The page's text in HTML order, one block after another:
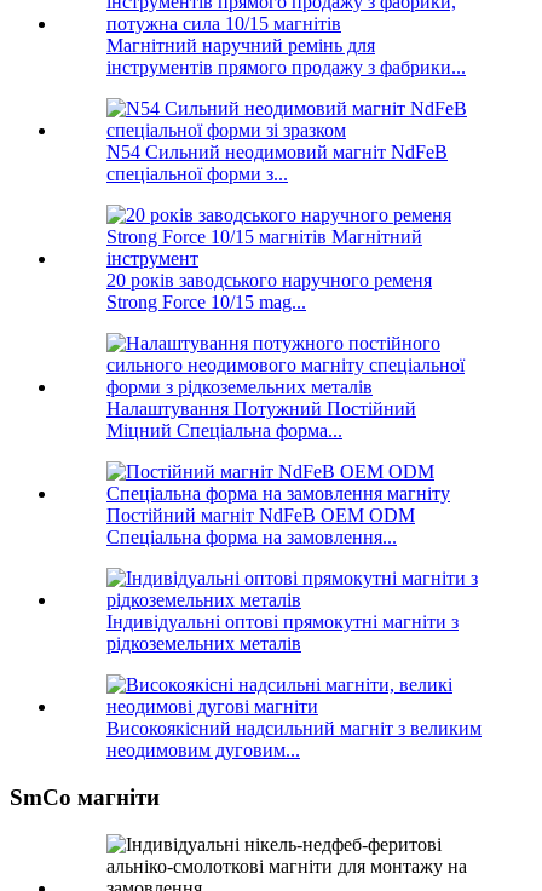
Магнітний наручний ремінь для
інструментів прямого продажу з фабрики...
N54 Сильний неодимовий магніт NdFeB
спеціальної форми з...
20 років заводського наручного ременя
Strong Force 10/15 mag...
Налаштування Потужний Постійний
Міцний Спеціальна форма...
Постійний магніт NdFeB OEM ODM
Спеціальна форма на замовлення...
Індивідуальні оптові прямокутні магніти з
рідкоземельних металів
Високоякісний надсильний магніт з великим
неодимовим дуговим...
SmCo магніти